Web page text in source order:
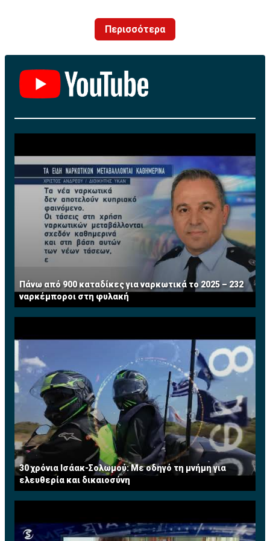
Anderson Graduate School of Management του
University of California at Los Angeles (UCLA), με πλήρη
υποτροφία από το Cyprus-American Scholarship
Programme (CASP).
Το 1987 εργοδοτήθηκε στην πολυεθνική εταιρεία
Procter & Gamble Co. (P&G) ως Brand Manager στο
εξωτερικό, ενώ από το 1989 μέχρι το 2013 εργαζόταν
αρχικά ως χρηματοοικονομικός αναλυτής και
μετέπειτα ως Διευθυντής Χαρτοφυλακίου στο Τμήμα
Τραπεζικών Εργασιών. Από το 2008 μέχρι και την
εθελούσια αποχώρησή της από την τράπεζα τον Ιούλιο
του 2013 κατείχε την θέση του Ανώτερου Διευθυντή
και ηγείτο της Διεύθυνσης Τραπεζικών Εργασιών
Μεγάλων Επιχειρήσεων. Διαθέτει πέραν των 25
χρόνων πολύπλευρης εμπειρίας σε τραπεζικά θέματα.
Τώρα ασκεί το επάγγελμα του Συμβούλου
Επιχειρήσεων σε χρηματοοικονομικά θέματα. Έχει
διατελέσει μέλος του Συμβουλίου του Institute of
Financial Services (IFS) Κύπρου.
Περισσότερα
Πάνω από 900 καταδίκες για ναρκωτικά το 2025 – 232
ναρκέμποροι στη φυλακή
30 χρόνια Ισάακ-Σολωμού: Με οδηγό τη μνήμη για
ελευθερία και δικαιοσύνη